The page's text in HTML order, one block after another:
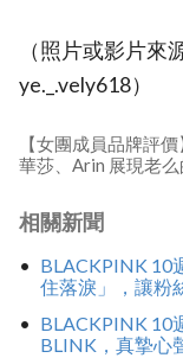
（照片或影片來
ye._.vely618）
【女團成員品牌評
華莎、Arin 展現老么
相關新聞
BLACKPINK 10
住落淚」，讓粉
BLACKPINK 10
BLINK，真摯心